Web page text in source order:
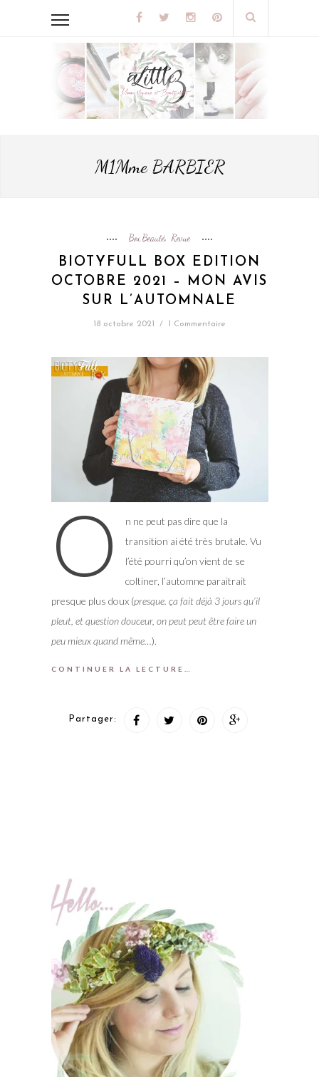
M1Mme BARBIER
Box Beauté, Revue
BIOTYFULL BOX EDITION
OCTOBRE 2021 – MON AVIS
SUR L’AUTOMNALE
18 octobre 2021 / 1 Commentaire
O
n ne peut pas dire que la
transition ai été très brutale. Vu
l’été pourri qu’on vient de se
coltiner, l’automne paraitrait
presque plus doux (presque. ça fait déjà 3 jours qu’il
pleut, et question douceur, on peut peut être faire un
peu mieux quand même…).
CONTINUER LA LECTURE…
Partager: